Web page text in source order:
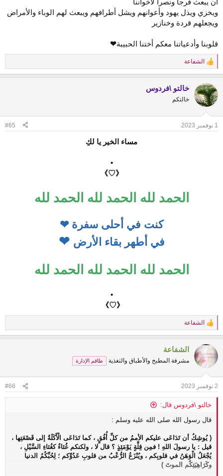
أن يبعث فرجا ونصرا لأخواننا
ويخزي ويذل يهود وأعوانهم ويشل أطرافهم ويبعث لهم الوباء والأمراض
ويجعلهم قردة وخنازير
قلوبنا وأدعياتنا معكم أختنا الحبيبة❤
R
e
c
t
i
s
الشفاعة
خالتو \فردوس
خالتكم
1 نوفمبر 2023 #65
مساء الخير يا لكِ
•
《♡》
الحمد لله الحمد لله الحمد لله
كنت في أحلى سفرة❤
في أطهر بقاء الأرض ❤
الحمد لله الحمد لله الحمد لله
•
《♡》
R
e
c
t
i
s
:
الشفاعة
الشفاعة
مشرفة المطبخ والأطباق والتغذية طاقم الإدارة
2 نوفمبر 2023 #66
خالتو \فردوس قال:
قال رسول الله صلى الله عليه وسلم :
( يُوشِكُ أن تَدَاعَى عليكم الأممُ من كلِّ أُفُقٍ ، كما تَدَاعَى الْأَكَلَةُ إلى قَصْعَتِها ،
قيل : يا رسولَ اللهِ ! فمِن قِلَّةٍ يَوْمَئِذٍ ؟ قال لا ، ولكنكم غُثاءٌ كغُثاءِ السَّيْلِ ،
يُجْعَلُ الْوَهَنُ في قلوبِكم ، ويُنْزَعُ الرُّعْبُ من قلوبِ عَدُوِّكم ؛ لِحُبِّكُمُ الدنيا
وكَرَاهِيَتِكُم الموتَ )